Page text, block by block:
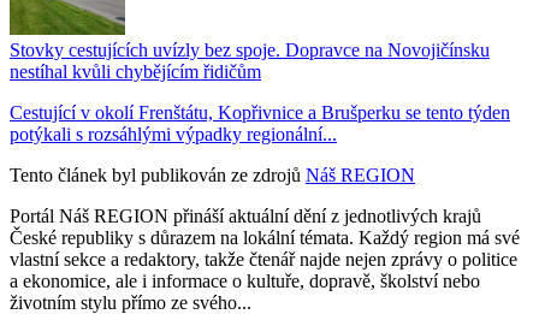
Stovky cestujících uvízly bez spoje. Dopravce na Novojičínsku
nestíhal kvůli chybějícím řidičům
Cestující v okolí Frenštátu, Kopřivnice a Brušperku se tento týden
potýkali s rozsáhlými výpadky regionální...
Tento článek byl publikován ze zdrojů Náš REGION
Portál Náš REGION přináší aktuální dění z jednotlivých krajů
České republiky s důrazem na lokální témata. Každý region má své
vlastní sekce a redaktory, takže čtenář najde nejen zprávy o politice
a ekonomice, ale i informace o kultuře, dopravě, školství nebo
životním stylu přímo ze svého...